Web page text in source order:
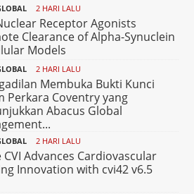
2 HARI LALU
Receptor Agonists
Clearance of Alpha-Synuclein
Models
2 HARI LALU
Membuka Bukti Kunci
Perkara Coventry yang
Abacus Global
2 HARI LALU
CVI Advances Cardiovascular
Innovation with cvi42 v6.5